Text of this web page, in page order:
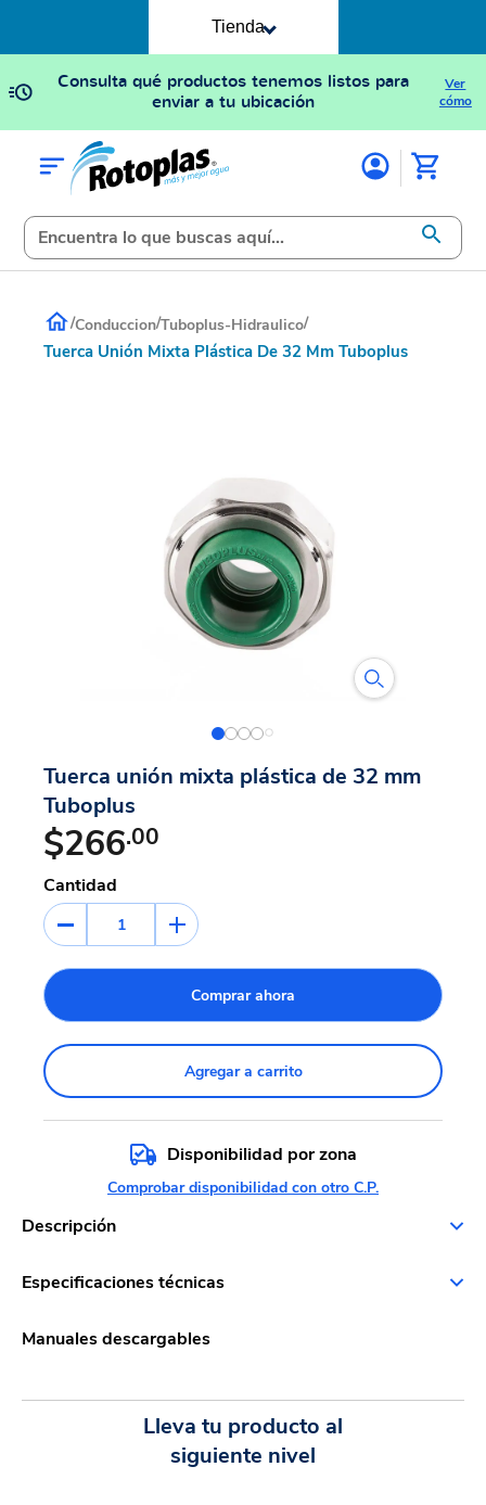
Tienda
Consulta qué productos tenemos listos para
enviar a tu ubicación
Ver
cómo
/Conduccion/Tuboplus-Hidraulico/
Tuerca Unión Mixta Plástica De 32 Mm Tuboplus
Tuerca unión mixta plástica de 32 mm
Tuboplus
$266.00
Cantidad
1
Comprar ahora
Agregar a carrito
Disponibilidad por zona
Comprobar disponibilidad con otro C.P.
Descripción
Especificaciones técnicas
Manuales descargables
Lleva tu producto al
siguiente nivel